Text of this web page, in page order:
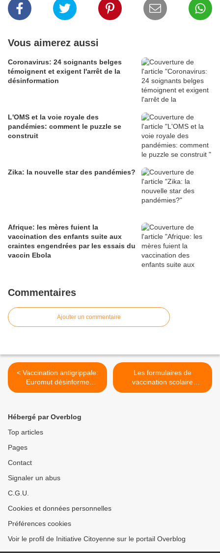
Vous aimerez aussi
Coronavirus: 24 soignants belges
témoignent et exigent l'arrêt de la
désinformation
L'OMS et la voie royale des
pandémies: comment le puzzle se
construit
Zika: la nouvelle star des pandémies?
Afrique: les mères fuient la
vaccination des enfants suite aux
craintes engendrées par les essais du
vaccin Ebola
Commentaires
Ajouter un commentaire
< Vaccination antigrippale:
Euromut désinforme
allègrement et bafoue les
Les formulaires de
vaccination scolaire
choquent plus d'un parent
Hébergé par Overblog
Top articles
Pages
Contact
Signaler un abus
C.G.U.
Cookies et données personnelles
Préférences cookies
Voir le profil de Initiative Citoyenne sur le portail Overblog